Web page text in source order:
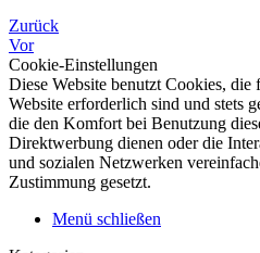
Zurück
Vor
Cookie-Einstellungen
Diese Website benutzt Cookies, die
Website erforderlich sind und stets
die den Komfort bei Benutzung
Direktwerbung dienen oder die
und sozialen Netzwerken
Zustimmung gesetzt.
Menü schließen